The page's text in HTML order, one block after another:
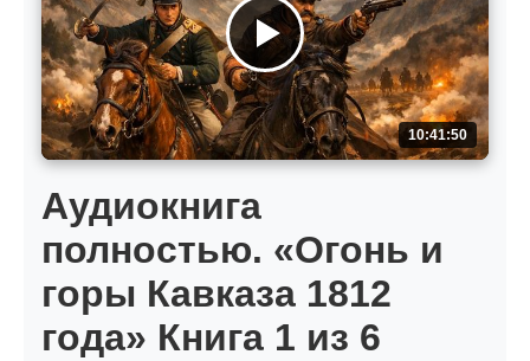
10:41:50
Аудиокнига
полностью. «Огонь и
горы Кавказа 1812
года» Книга 1 из 6